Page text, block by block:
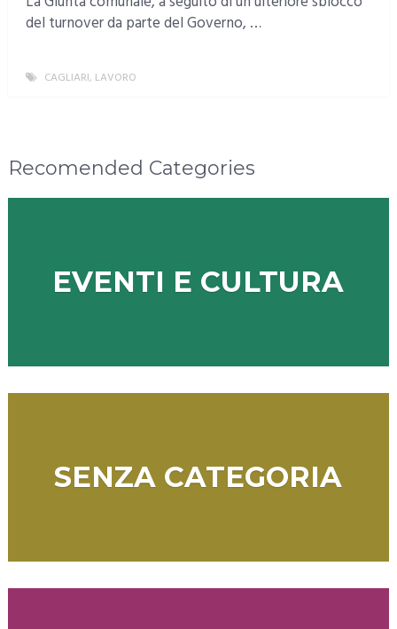
del turnover da parte del Governo, …
CAGLIARI, LAVORO
Recomended Categories
EVENTI E CULTURA
SENZA CATEGORIA